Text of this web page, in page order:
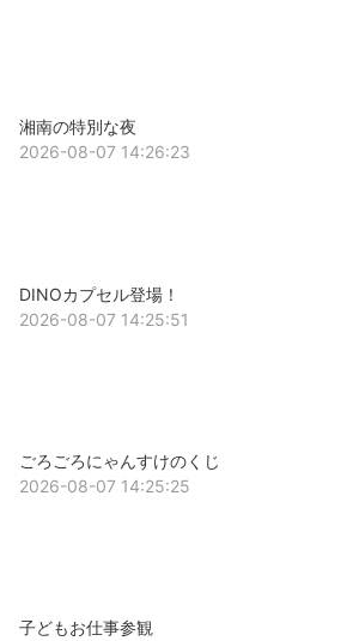
湘南の特別な夜
2026-08-07 14:26:23
DINOカプセル登場！
2026-08-07 14:25:51
ごろごろにゃんすけのくじ
2026-08-07 14:25:25
子どもお仕事参観